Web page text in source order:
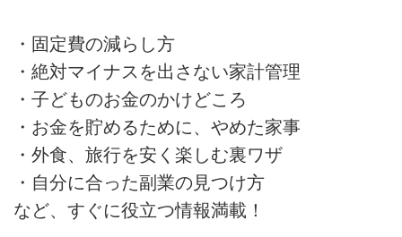
・固定費の減らし方
・絶対マイナスを出さない家計管理
・子どものお金のかけどころ
・お金を貯めるために、やめた家事
・外食、旅行を安く楽しむ裏ワザ
・自分に合った副業の見つけ方
など、すぐに役立つ情報満載！